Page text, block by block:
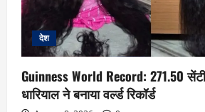
देश
Guinness World Record: 271.50
धारियाल ने बनाया वर्ल्ड रिकॉर्ड